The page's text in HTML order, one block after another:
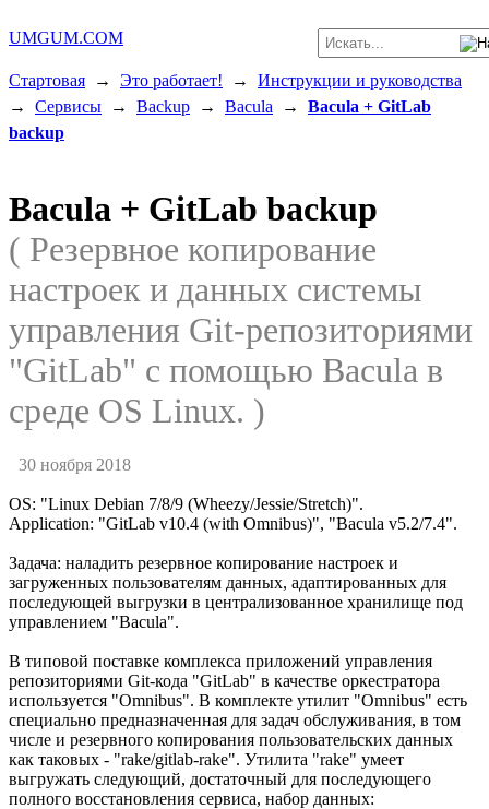
UMGUM.COM
Стартовая → Это работает! → Инструкции и руководства
→ Сервисы → Backup → Bacula → Bacula + GitLab
backup
Bacula + GitLab backup
( Резервное копирование
настроек и данных системы
управления Git-репозиториями
"GitLab" с помощью Bacula в
среде OS Linux. )
30 ноября 2018
OS: "Linux Debian 7/8/9 (Wheezy/Jessie/Stretch)".
Application: "GitLab v10.4 (with Omnibus)", "Bacula v5.2/7.4".
Задача: наладить резервное копирование настроек и
загруженных пользователям данных, адаптированных для
последующей выгрузки в централизованное хранилище под
управлением "Bacula".
В типовой поставке комплекса приложений управления
репозиториями Git-кода "GitLab" в качестве оркестратора
используется "Omnibus". В комплекте утилит "Omnibus" есть
специально предназначенная для задач обслуживания, в том
числе и резервного копирования пользовательских данных
как таковых - "rake/gitlab-rake". Утилита "rake" умеет
выгружать следующий, достаточный для последующего
полного восстановления сервиса, набор данных: